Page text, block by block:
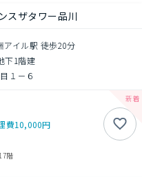
スザタワー品川
アイル駅 徒歩20分
下1階建
１－６
費10,000円
17階